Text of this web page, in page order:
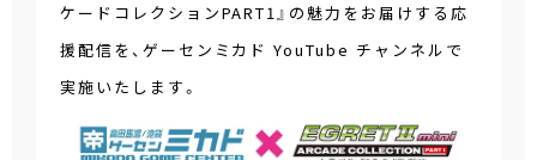
ケードコレクションPART1』の魅力をお届けする応
援配信を、ゲーセンミカド YouTube チャンネルで
実施いたします。